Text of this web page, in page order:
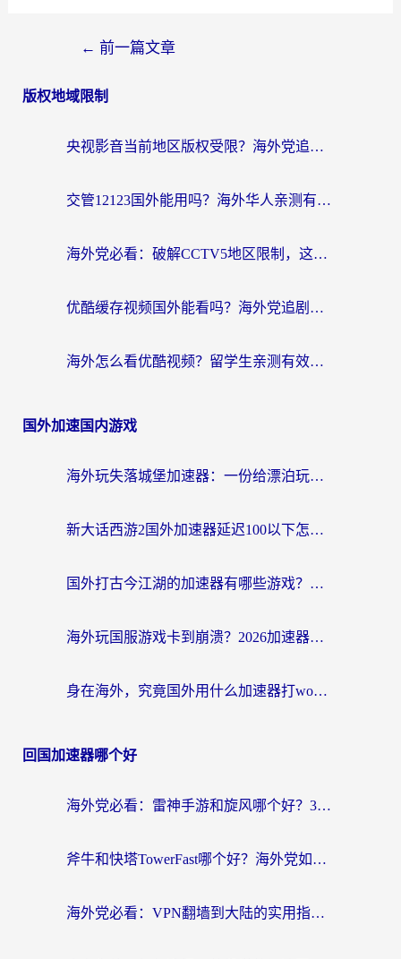
← 前一篇文章
版权地域限制
央视影音当前地区版权受限？海外党追剧看片的终极解决方案来了
交管12123国外能用吗？海外华人亲测有效的回国加速器选择指南
海外党必看：破解CCTV5地区限制，这样看欧洲杯奥运直播才够爽！
优酷缓存视频国外能看吗？海外党追剧看片的终极解决方案来了
海外怎么看优酷视频？留学生亲测有效的回国加速器选择指南
国外加速国内游戏
海外玩失落城堡加速器：一份给漂泊玩家的网络自救指南
新大话西游2国外加速器延迟100以下怎么办？海外党实测有效的低延迟指南
国外打古今江湖的加速器有哪些游戏？一个海外玩家的终极选择指南
海外玩国服游戏卡到崩溃？2026加速器免费推荐+实用指南（亲测有效）
身在海外，究竟国外用什么加速器打wow好？
回国加速器哪个好
海外党必看：雷神手游和旋风哪个好？3分钟选对回国加速器，无缝刷国内剧玩游戏
斧牛和快塔TowerFast哪个好？海外党如何选对回国加速器
海外党必看：VPN翻墙到大陆的实用指南——从看CCTV5到选加速器，一篇全搞定